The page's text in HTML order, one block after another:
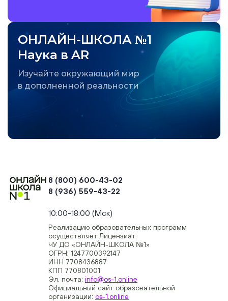
ОНЛАЙН-ШКОЛА №1
Наука в AR
Изучайте окружающий мир
в дополненной реальности
8 (800) 600-43-02
8 (936) 559-43-22
10:00-18:00 (Мск)
Реализацию образовательных программ
осуществляет Лицензиат:
ЧУ ДО «ОНЛАЙН-ШКОЛА №1»
ОГРН: 1247700392147
ИНН 7708436887
КПП 770801001
Эл. почта: info@os-1.online
Официальный сайт образовательной
организации: os-1.online